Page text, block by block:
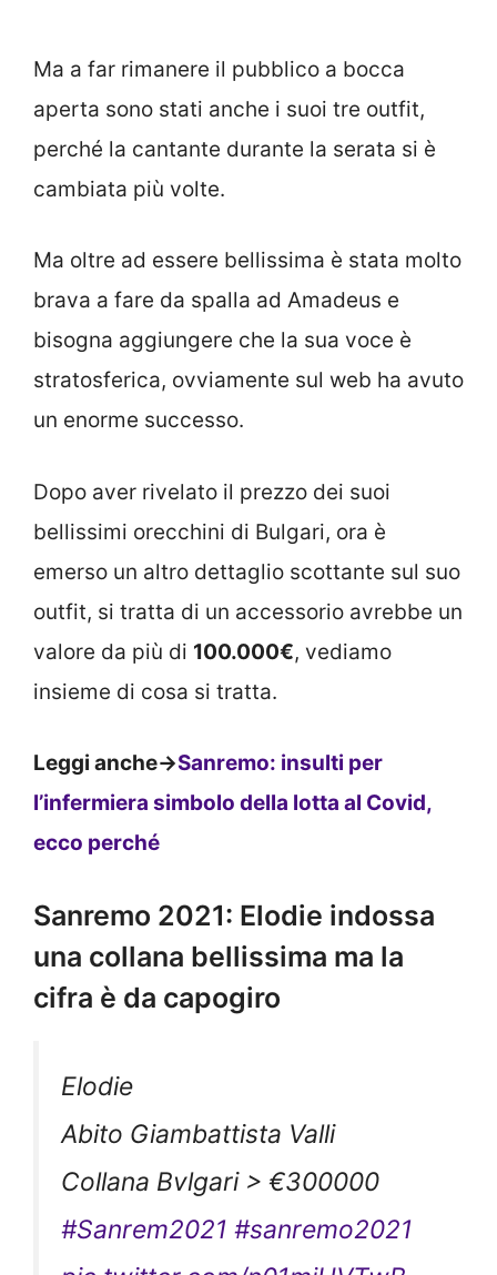
Ma a far rimanere il pubblico a bocca
aperta sono stati anche i suoi tre outfit,
perché la cantante durante la serata si è
cambiata più volte.
Ma oltre ad essere bellissima è stata molto
brava a fare da spalla ad Amadeus e
bisogna aggiungere che la sua voce è
stratosferica, ovviamente sul web ha avuto
un enorme successo.
Dopo aver rivelato il prezzo dei suoi
bellissimi orecchini di Bulgari, ora è
emerso un altro dettaglio scottante sul suo
outfit, si tratta di un accessorio avrebbe un
valore da più di 100.000€, vediamo
insieme di cosa si tratta.
Leggi anche->Sanremo: insulti per
l’infermiera simbolo della lotta al Covid,
ecco perché
Sanremo 2021: Elodie indossa
una collana bellissima ma la
cifra è da capogiro
Elodie
Abito Giambattista Valli
Collana Bvlgari > €300000
#Sanrem2021 #sanremo2021